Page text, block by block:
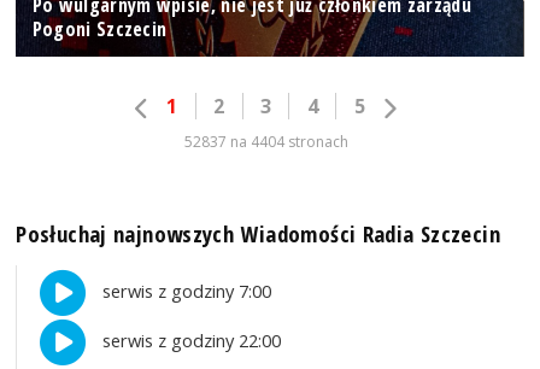
Pogoni Szczecin
1 2 3 4 5
52837 na 4404 stronach
Posłuchaj najnowszych Wiadomości Radia Szczecin
serwis z godziny 7:00
serwis z godziny 22:00